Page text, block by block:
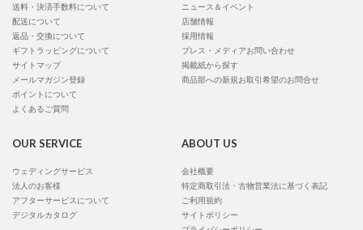
送料・決済手数料について
配送について
返品・交換について
ギフトラッピングについて
サイトマップ
メールマガジン登録
ポイントについて
よくあるご質問
ニュース＆イベント
店舗情報
採用情報
プレス・メディアお問い合わせ
掲載紙から探す
商品部への新規お取引希望のお問合せ
OUR SERVICE
ウェディングサービス
法人のお客様
アフターサービスについて
デジタルカタログ
ABOUT US
会社概要
特定商取引法・古物営業法に基づく表記
ご利用規約
サイトポリシー